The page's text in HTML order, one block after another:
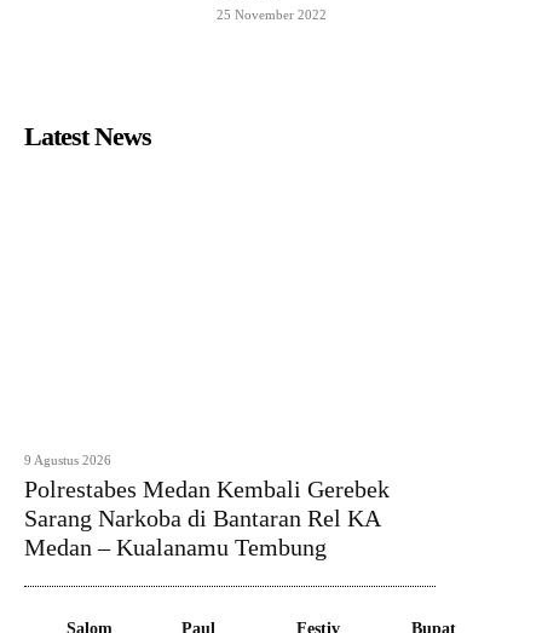
25 November 2022
Latest News
9 Agustus 2026
Polrestabes Medan Kembali Gerebek
Sarang Narkoba di Bantaran Rel KA
Medan – Kualanamu Tembung
Salom
Paul
Festiv
Bupat